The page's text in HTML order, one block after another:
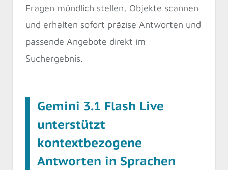
Fragen mündlich stellen, Objekte scannen
und erhalten sofort präzise Antworten und
passende Angebote direkt im
Suchergebnis.
Gemini 3.1 Flash Live
unterstützt
kontextbezogene
Antworten in Sprachen